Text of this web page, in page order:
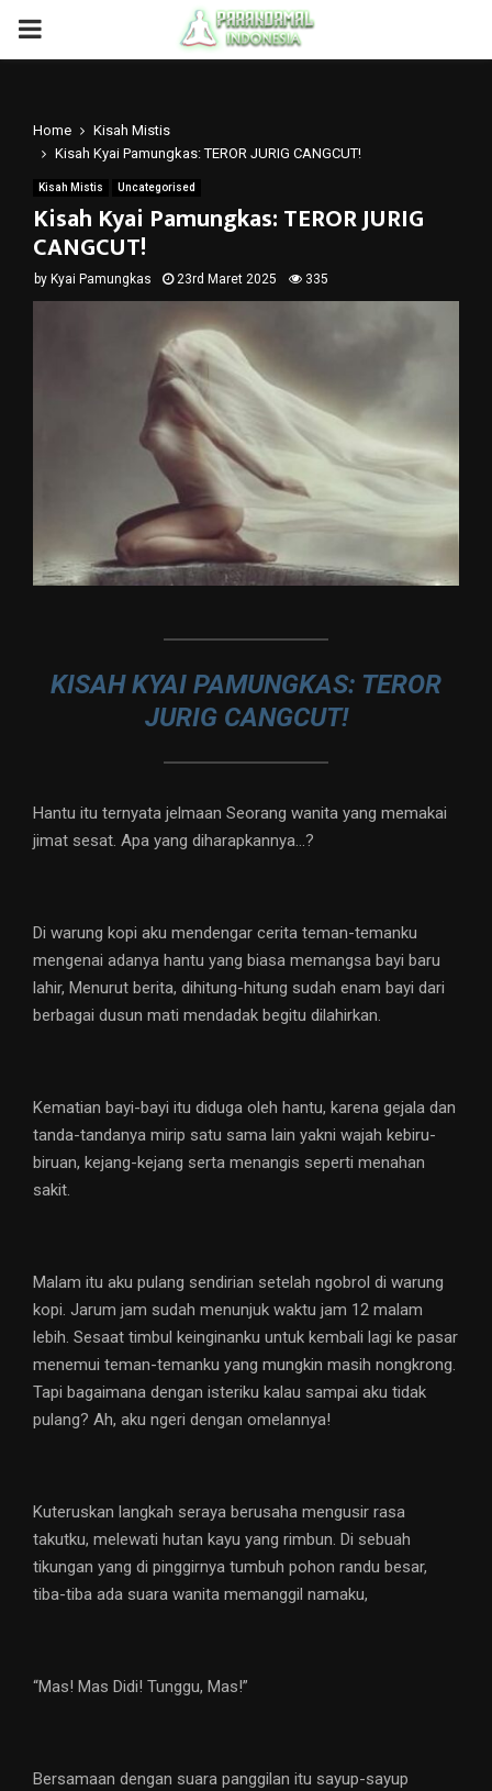
PRIMARY
Home
Kisah Mistis
Kisah Kyai Pamungkas: TEROR JURIG CANGCUT!
Kisah Mistis Uncategorised
Kisah Kyai Pamungkas: TEROR JURIG
CANGCUT!
by Kyai Pamungkas 23rd Maret 2025 335
KISAH KYAI PAMUNGKAS: TEROR
JURIG CANGCUT!
Hantu itu ternyata jelmaan Seorang wanita yang memakai
jimat sesat. Apa yang diharapkannya…?
Di warung kopi aku mendengar cerita teman-temanku
mengenai adanya hantu yang biasa memangsa bayi baru
lahir, Menurut berita, dihitung-hitung sudah enam bayi dari
berbagai dusun mati mendadak begitu dilahirkan.
Kematian bayi-bayi itu diduga oleh hantu, karena gejala dan
tanda-tandanya mirip satu sama lain yakni wajah kebiru-
biruan, kejang-kejang serta menangis seperti menahan
sakit.
Malam itu aku pulang sendirian setelah ngobrol di warung
kopi. Jarum jam sudah menunjuk waktu jam 12 malam
lebih. Sesaat timbul keinginanku untuk kembali lagi ke pasar
menemui teman-temanku yang mungkin masih nongkrong.
Tapi bagaimana dengan isteriku kalau sampai aku tidak
pulang? Ah, aku ngeri dengan omelannya!
Kuteruskan langkah seraya berusaha mengusir rasa
takutku, melewati hutan kayu yang rimbun. Di sebuah
tikungan yang di pinggirnya tumbuh pohon randu besar,
tiba-tiba ada suara wanita memanggil namaku,
“Mas! Mas Didi! Tunggu, Mas!”
Bersamaan dengan suara panggilan itu sayup-sayup